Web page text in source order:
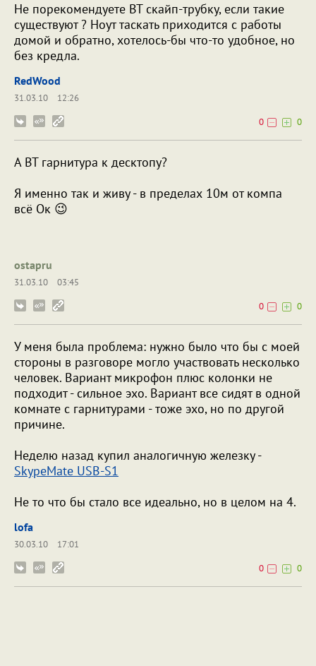
Не порекомендуете BT скайп-трубку, если такие
существуют ? Ноут таскать приходится с работы
домой и обратно, хотелось-бы что-то удобное, но
без кредла.
RedWood
31.03.10
12:26
0
0
А BT гарнитура к десктопу?
Я именно так и живу - в пределах 10м от компа
всё Ок 😉
ostapru
31.03.10
03:45
0
0
У меня была проблема: нужно было что бы с моей
стороны в разговоре могло участвовать несколько
человек. Вариант микрофон плюс колонки не
подходит - сильное эхо. Вариант все сидят в одной
комнате с гарнитурами - тоже эхо, но по другой
причине.
Неделю назад купил аналогичную железку -
SkypeMate USB-S1
Не то что бы стало все идеально, но в целом на 4.
lofa
30.03.10
17:01
0
0